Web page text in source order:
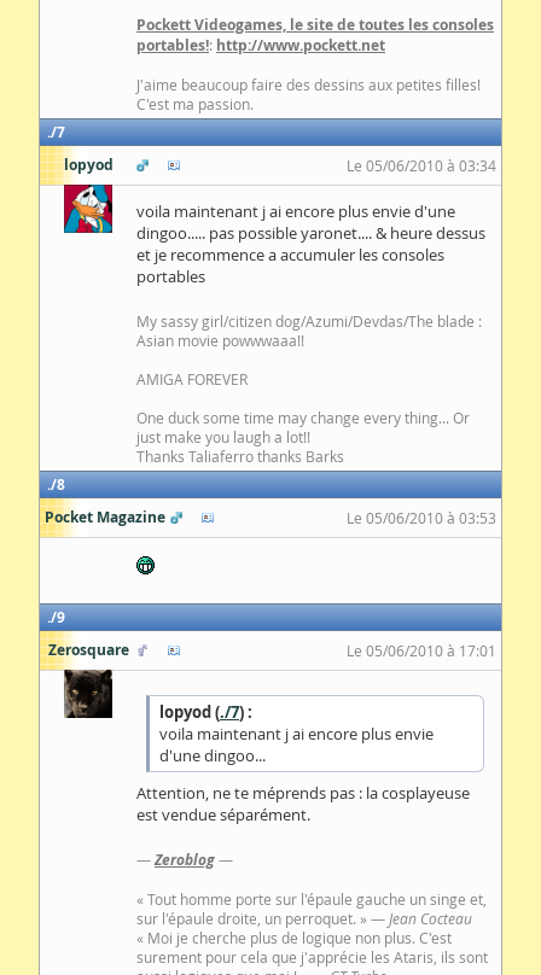
Pockett Videogames, le site de toutes les consoles
portables!: http://www.pockett.net
J'aime beaucoup faire des dessins aux petites filles!
C'est ma passion.
7
lopyod
Le 05/06/2010 à 03:34
voila maintenant j ai encore plus envie d'une
dingoo..... pas possible yaronet.... & heure dessus
et je recommence a accumuler les consoles
portables
My sassy girl/citizen dog/Azumi/Devdas/The blade :
Asian movie powwwaaa!!
AMIGA FOREVER
One duck some time may change every thing... Or
just make you laugh a lot!!
Thanks Taliaferro thanks Barks
8
Pocket Magazine
Le 05/06/2010 à 03:53
9
Zerosquare
Le 05/06/2010 à 17:01
lopyod (./7) :
voila maintenant j ai encore plus envie
d'une dingoo...
Attention, ne te méprends pas : la cosplayeuse
est vendue séparément.
—Zeroblog—
« Tout homme porte sur l'épaule gauche un singe et,
sur l'épaule droite, un perroquet. » —Jean Cocteau
« Moi je cherche plus de logique non plus. C'est
surement pour cela que j'apprécie les Ataris, ils sont